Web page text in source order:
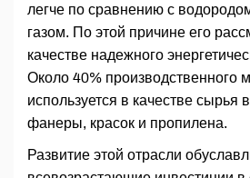
легче по сравнению с
газом. По этой причине его
качестве надежного
Около 40% производственного
используется в качестве сырья
фанеры, красок и пропилена.
Развитие этой отрасли